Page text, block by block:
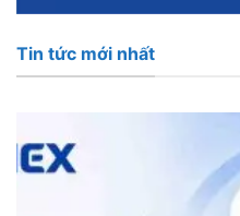
Tin tức mới nhất